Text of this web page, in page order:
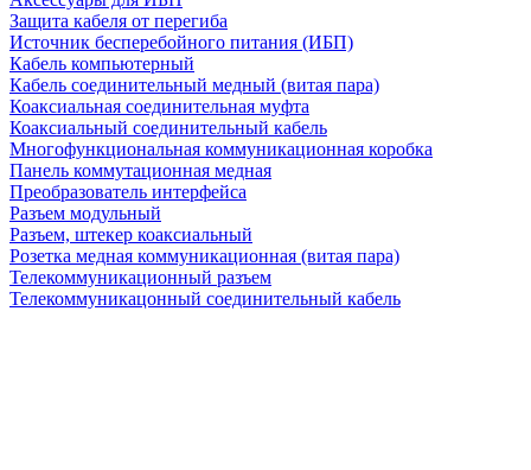
Защита кабеля от перегиба
Источник бесперебойного питания (ИБП)
Кабель компьютерный
Кабель соединительный медный (витая пара)
Коаксиальная соединительная муфта
Коаксиальный соединительный кабель
Многофункциональная коммуникационная коробка
Панель коммутационная медная
Преобразователь интерфейса
Разъем модульный
Разъем, штекер коаксиальный
Розетка медная коммуникационная (витая пара)
Телекоммуникационный разъем
Телекоммуникацонный соединительный кабель